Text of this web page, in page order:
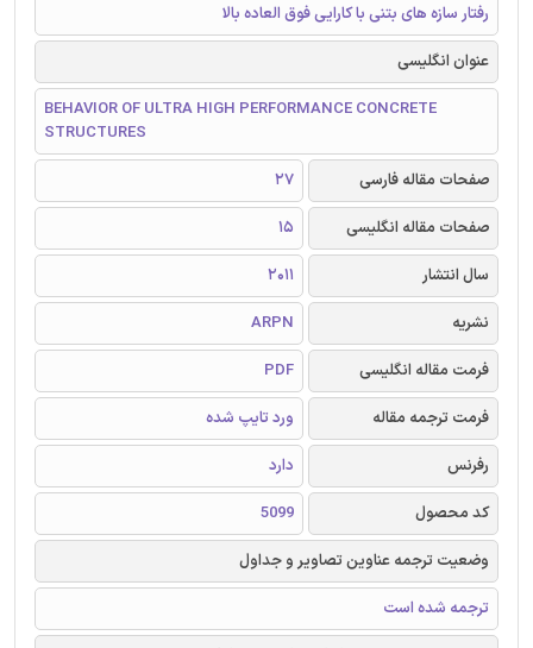
رفتار سازه های بتنی با کارایی فوق العاده بالا
عنوان انگلیسی
BEHAVIOR OF ULTRA HIGH PERFORMANCE CONCRETE
STRUCTURES
صفحات مقاله فارسی
27
صفحات مقاله انگلیسی
15
سال انتشار
2011
نشریه
ARPN
فرمت مقاله انگلیسی
PDF
فرمت ترجمه مقاله
ورد تایپ شده
رفرنس
دارد
کد محصول
5099
وضعیت ترجمه عناوین تصاویر و جداول
ترجمه شده است